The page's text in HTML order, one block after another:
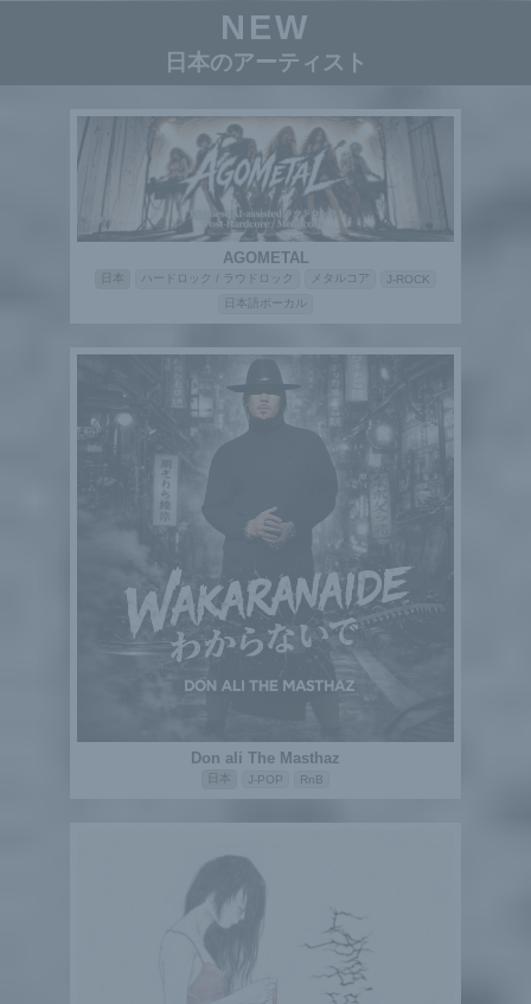
NEW
日本のアーティスト
AGOMETAL
ハードロック / ラウドロック メタルコア
J-ROCK
日本語ボーカル
Don ali The Masthaz
J-POP RnB